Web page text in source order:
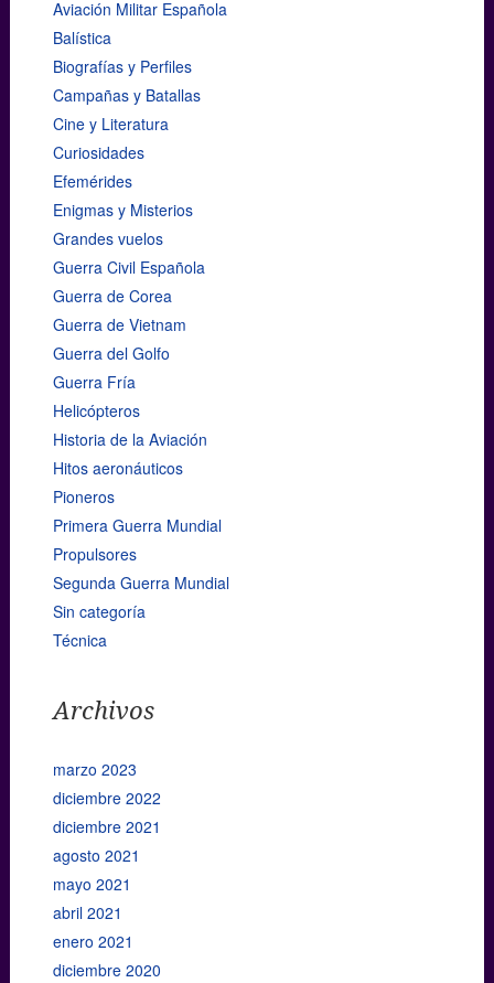
Aviación Militar Española
Balística
Biografías y Perfiles
Campañas y Batallas
Cine y Literatura
Curiosidades
Efemérides
Enigmas y Misterios
Grandes vuelos
Guerra Civil Española
Guerra de Corea
Guerra de Vietnam
Guerra del Golfo
Guerra Fría
Helicópteros
Historia de la Aviación
Hitos aeronáuticos
Pioneros
Primera Guerra Mundial
Propulsores
Segunda Guerra Mundial
Sin categoría
Técnica
Archivos
marzo 2023
diciembre 2022
diciembre 2021
agosto 2021
mayo 2021
abril 2021
enero 2021
diciembre 2020